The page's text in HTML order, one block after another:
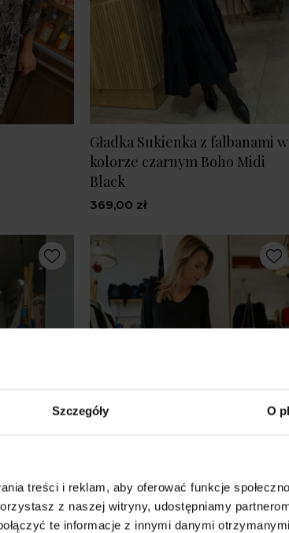
Szczegóły O
treści i reklam, aby oferować funkcje
z naszej witryny, udostępniamy
te informacje z innymi danymi
Gładka Sukienka z falbanami w
kolorze czarnym Boho Midi
Black
369,00 zł
Czarna Sukienka Wiskozowa